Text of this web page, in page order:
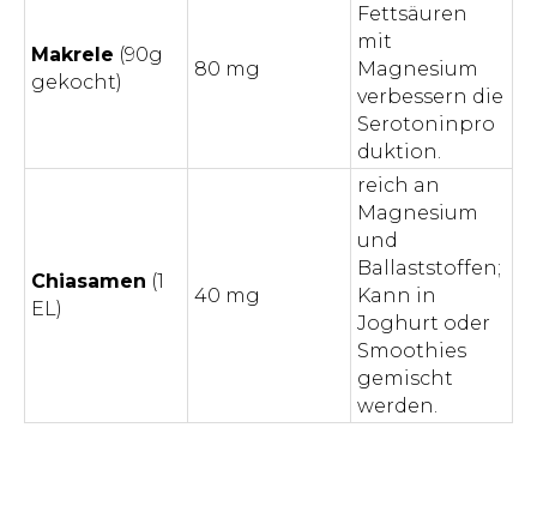
Makrele (90g
gekocht)
80 mg
Fettsäuren
mit
Magnesium
verbessern die
Serotoninpro
duktion.
Chiasamen (1
EL)
40 mg
reich an
Magnesium
und
Ballaststoffen;
Kann in
Joghurt oder
Smoothies
gemischt
werden.